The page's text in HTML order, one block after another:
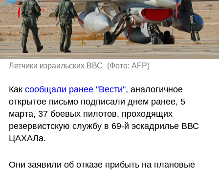
Летчики израильских ВВС (Фото: AFP)
Как сообщали ранее "Вести", аналогичное
открытое письмо подписали днем ранее, 5
марта, 37 боевых пилотов, проходящих
резервистскую службу в 69-й эскадрилье ВВС
ЦАХАЛа.
Они заявили об отказе прибыть на плановые